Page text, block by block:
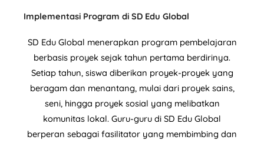
Implementasi Program di SD Edu Global
SD Edu Global menerapkan program pembelajaran
berbasis proyek sejak tahun pertama berdirinya.
Setiap tahun, siswa diberikan proyek-proyek yang
beragam dan menantang, mulai dari proyek sains,
seni, hingga proyek sosial yang melibatkan
komunitas lokal. Guru-guru di SD Edu Global
berperan sebagai fasilitator yang membimbing dan